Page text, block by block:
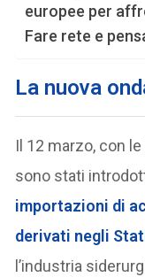
europee per
Fare rete e
La nuova
Il 12 marzo, con
sono stati
importazioni di
derivati negli
l’industria